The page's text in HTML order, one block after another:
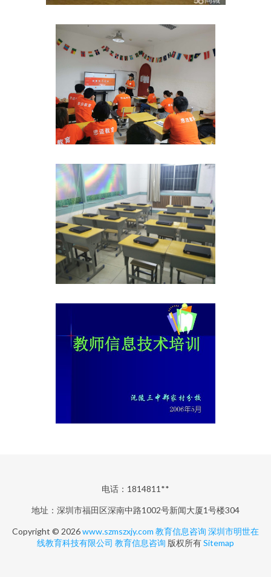
电话：1814811**
地址：深圳市福田区深南中路1002号新闻大厦1号楼304
Copyright © 2026www.szmszxjy.com 教育信息咨询 深圳市明世在
线教育科技有限公司 教育信息咨询 版权所有Sitemap